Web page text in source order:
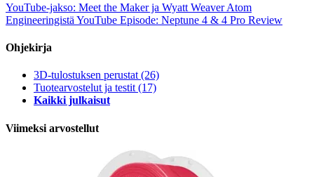
YouTube-jakso: Meet the Maker ja Wyatt Weaver Atom
Engineeringistä YouTube Episode: Neptune 4 & 4 Pro Review
Ohjekirja
3D-tulostuksen perustat(26)
Tuotearvostelut ja testit(17)
Kaikki julkaisut
Viimeksi arvostellut